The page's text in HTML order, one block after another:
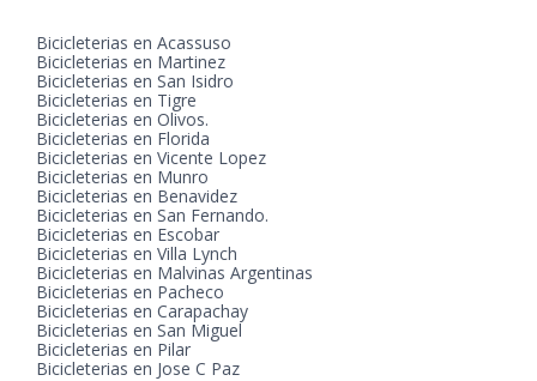
Bicicleterias en Acassuso
Bicicleterias en Martinez
Bicicleterias en San Isidro
Bicicleterias en Tigre
Bicicleterias en Olivos.
Bicicleterias en Florida
Bicicleterias en Vicente Lopez
Bicicleterias en Munro
Bicicleterias en Benavidez
Bicicleterias en San Fernando.
Bicicleterias en Escobar
Bicicleterias en Villa Lynch
Bicicleterias en Malvinas Argentinas
Bicicleterias en Pacheco
Bicicleterias en Carapachay
Bicicleterias en San Miguel
Bicicleterias en Pilar
Bicicleterias en Jose C Paz